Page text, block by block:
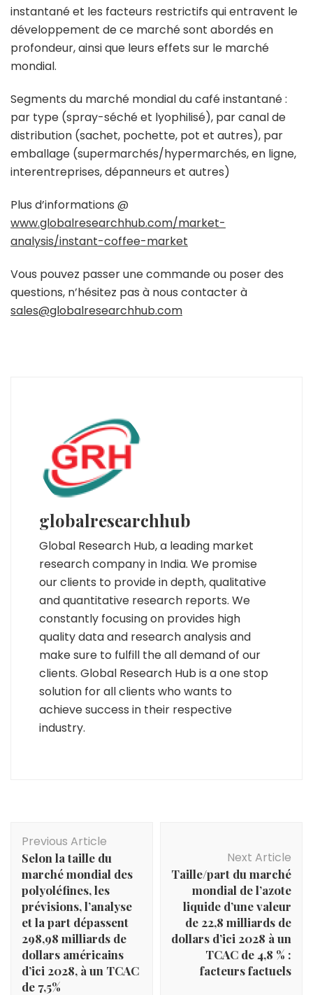
instantané et les facteurs restrictifs qui entravent le
développement de ce marché sont abordés en
profondeur, ainsi que leurs effets sur le marché
mondial.
Segments du marché mondial du café instantané :
par type (spray-séché et lyophilisé), par canal de
distribution (sachet, pochette, pot et autres), par
emballage (supermarchés/hypermarchés, en ligne,
interentreprises, dépanneurs et autres)
Plus d’informations @
www.globalresearchhub.com/market-
analysis/instant-coffee-market
Vous pouvez passer une commande ou poser des
questions, n’hésitez pas à nous contacter à
sales@globalresearchhub.com
globalresearchhub
Global Research Hub, a leading market
research company in India. We promise
our clients to provide in depth, qualitative
and quantitative research reports. We
constantly focusing on provides high
quality data and research analysis and
make sure to fulfill the all demand of our
clients. Global Research Hub is a one stop
solution for all clients who wants to
achieve success in their respective
industry.
Navigation
Previous Article
Selon la taille du
marché mondial des
polyoléfines, les
prévisions, l’analyse
et la part dépassent
298,98 milliards de
dollars américains
d’ici 2028, à un TCAC
de 7,5%
Next Article
Taille/part du marché
mondial de l’azote
liquide d’une valeur
de 22,8 milliards de
dollars d’ici 2028 à un
TCAC de 4,8 % :
facteurs factuels